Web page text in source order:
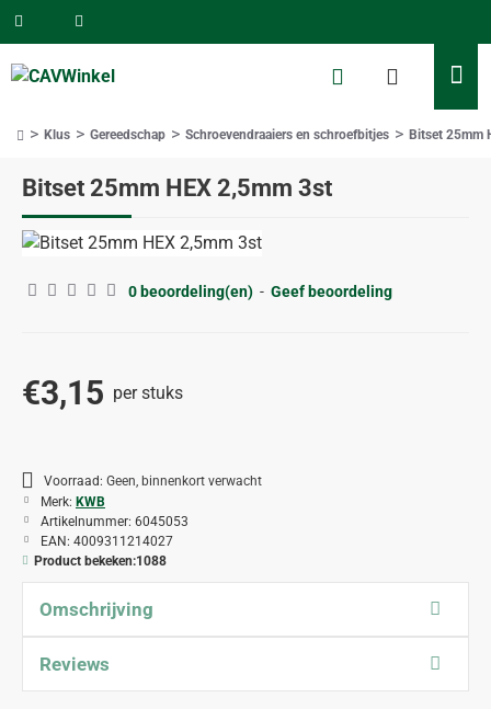
Bitset 25mm HEX 2,5mm 3st
Klus Gereedschap Schroevendraaiers en schroefbitjes Bitset 25mm
0 beoordeling(en) - Geef beoordeling
€3,15 per stuks
Voorraad: Geen, binnenkort verwacht
Merk: KWB
Artikelnummer: 6045053
EAN: 4009311214027
Product bekeken:1088
Omschrijving
Reviews